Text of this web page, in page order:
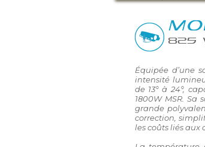
825
Équipée d’une
intensité
de 13° à 24°,
1800W MSR.
grande
correction,
les coûts liés aux